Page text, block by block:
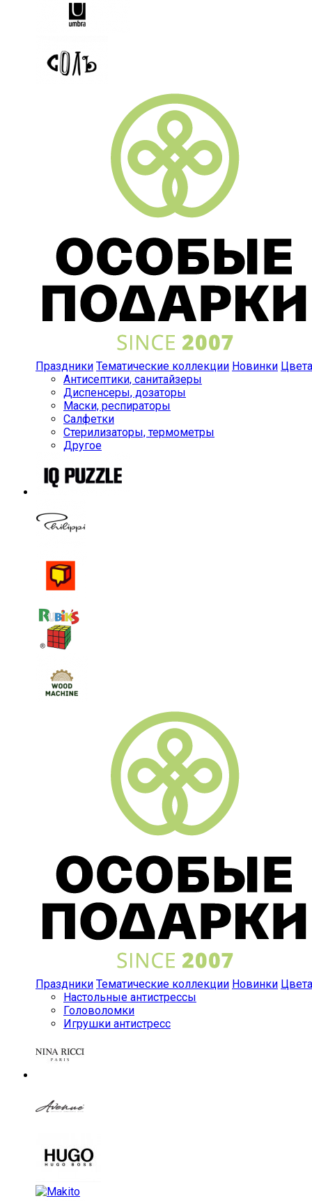
Праздники Тематические коллекции Новинки Цвета
Антисептики, санитайзеры
Диспенсеры, дозаторы
Маски, респираторы
Салфетки
Стерилизаторы, термометры
Другое
Праздники Тематические коллекции Новинки Цвета
Настольные антистрессы
Головоломки
Игрушки антистресс